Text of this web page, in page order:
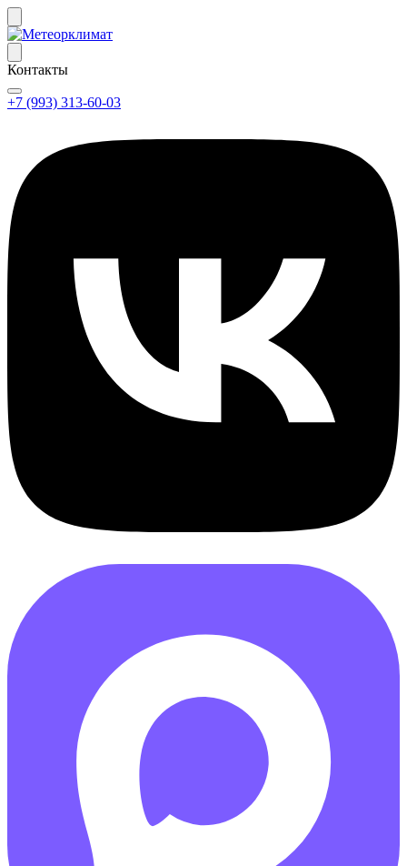
Контакты
+7 (993) 313-60-03